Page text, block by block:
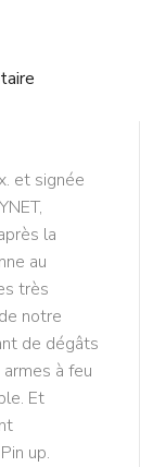
et signée
la
au
très
notre
de dégâts
à feu
Et
up.